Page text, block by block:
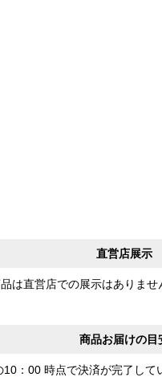
直営店展示
は直営店での展示はありませ
商品お届けの目
：00 時点で決済が完了して